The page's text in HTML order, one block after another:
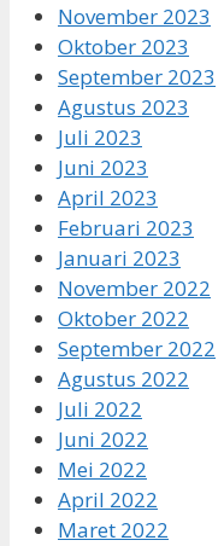
November 2023
Oktober 2023
September 2023
Agustus 2023
Juli 2023
Juni 2023
April 2023
Februari 2023
Januari 2023
November 2022
Oktober 2022
September 2022
Agustus 2022
Juli 2022
Juni 2022
Mei 2022
April 2022
Maret 2022